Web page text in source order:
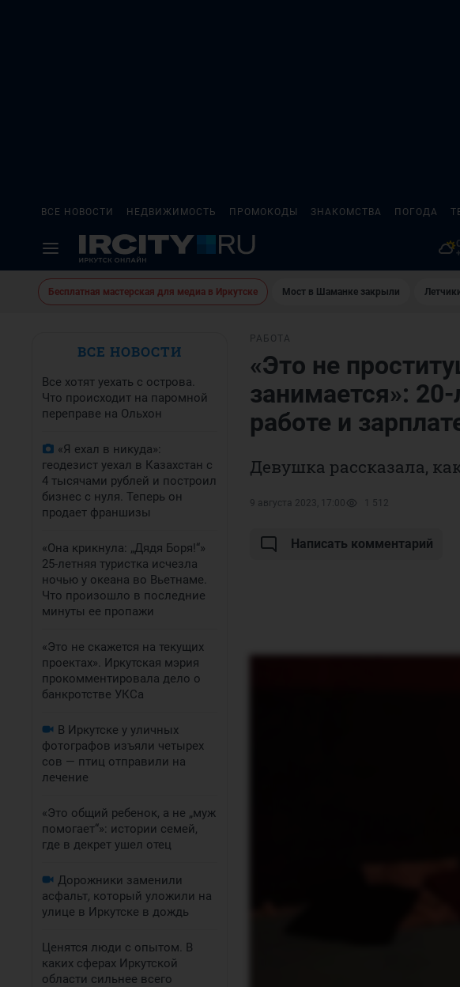
ВСЕ НОВОСТИ НЕДВИЖИМОСТЬ ПРОМОКОДЫ ЗНАКОМСТВА ПОГОДА
Бесплатная мастерская для медиа в Иркутске Мост в Шаманке закрыли
ВСЕ НОВОСТИ
Все хотят уехать с острова.
Что происходит на паромной
переправе на Ольхон
«Я ехал в никуда»:
геодезист уехал в Казахстан с
4 тысячами рублей и построил
бизнес с нуля. Теперь он
продает франшизы
«Она крикнула: „Дядя Боря!“»
25-летняя туристка исчезла
ночью у океана во Вьетнаме.
Что произошло в последние
минуты ее пропажи
«Это не скажется на текущих
проектах». Иркутская мэрия
прокомментировала дело о
банкротстве УКСа
В Иркутске у уличных
фотографов изъяли четырех
сов — птиц отправили на
лечение
«Это общий ребенок, а не „муж
помогает“»: истории семей,
где в декрет ушел отец
Дорожники заменили
асфальт, который уложили на
улице в Иркутске в дождь
Ценятся люди с опытом. В
каких сферах Иркутской
области сильнее всего
РАБОТА
«Это не
занимается»:
работе и
Девушка рассказала,
9 августа 2023, 17:00 1 512
Написать комментарий